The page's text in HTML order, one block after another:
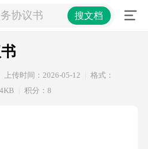
协议书 搜文档
上传时间：2026-05-12
格式：
积分：8